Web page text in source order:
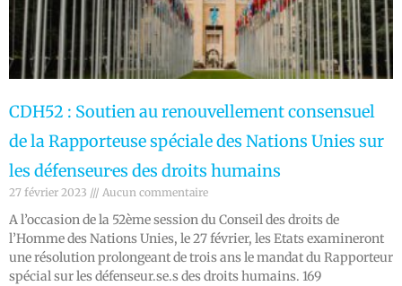
CDH52 : Soutien au renouvellement consensuel
de la Rapporteuse spéciale des Nations Unies sur
les défenseur·es des droits humains
27 février 2023 Aucun commentaire
A l’occasion de la 52ème session du Conseil des droits de
l’Homme des Nations Unies, le 27 février, les Etats examineront
une résolution prolongeant de trois ans le mandat du Rapporteur
spécial sur les défenseur.se.s des droits humains. 169